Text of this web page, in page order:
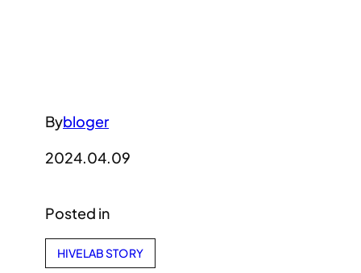
Bybloger
2024.04.09
Posted in
HIVELAB STORY